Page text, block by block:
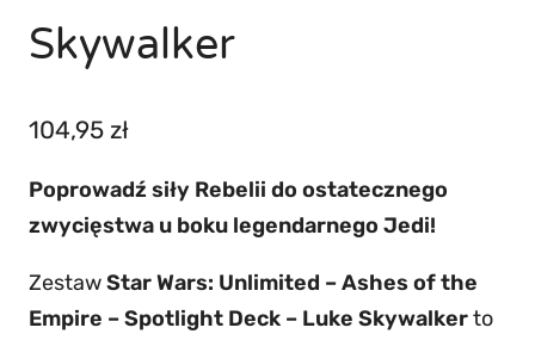
Skywalker
104,95 zł
Poprowadź siły Rebelii do ostatecznego
zwycięstwa u boku legendarnego Jedi!
ZestawStar Wars: Unlimited – Ashes of the
Empire – Spotlight Deck – Luke Skywalkerto